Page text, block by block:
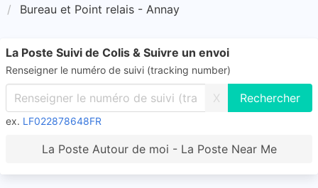
Bureau et Point relais - Annay
La Poste Suivi de Colis & Suivre un envoi
Renseigner le numéro de suivi (tracking number)
X
ex. LF022878648FR
La Poste Autour de moi - La Poste Near Me